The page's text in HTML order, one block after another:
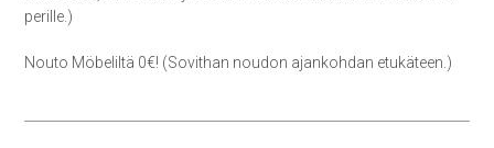
perille.)
Nouto Möbeliltä 0€! (Sovithan noudon ajankohdan etukäteen.)